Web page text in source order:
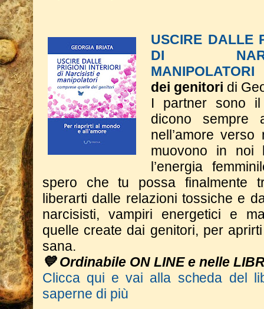
USCIRE DALLE
DI
MANIPOLATORI
dei genitori di
I partner sono
dicono sempre
nell’amore
muovono in noi
l’energia
spero che tu possa finalmente
liberarti dalle relazioni tossiche e
narcisisti, vampiri energetici e
quelle create dai genitori, per
sana.
💙 Ordinabile ON LINE e nelle
Clicca qui e vai alla scheda del
saperne di più